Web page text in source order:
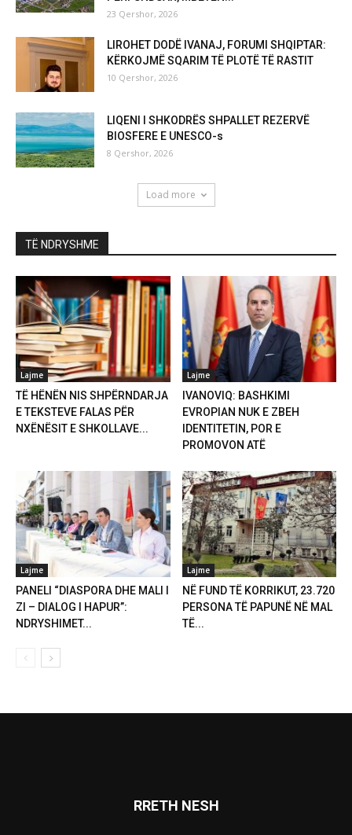
23 Qershor, 2026
LIROHET DODË IVANAJ, FORUMI SHQIPTAR:
KËRKOJMË SQARIM TË PLOTË TË RASTIT
10 Qershor, 2026
LIQENI I SHKODRËS SHPALLET REZERVË
BIOSFERE E UNESCO-s
8 Qershor, 2026
Load more
TË NDRYSHME
Lajme
TË HËNËN NIS SHPËRNDARJA
E TEKSTEVE FALAS PËR
NXËNËSIT E SHKOLLAVE...
Lajme
IVANOVIQ: BASHKIMI
EVROPIAN NUK E ZBEH
IDENTITETIN, POR E
PROMOVON ATË
Lajme
PANELI “DIASPORA DHE MALI I
ZI – DIALOG I HAPUR”:
NDRYSHIMET...
Lajme
NË FUND TË KORRIKUT, 23.720
PERSONA TË PAPUNË NË MAL
TË...
RRETH NESH